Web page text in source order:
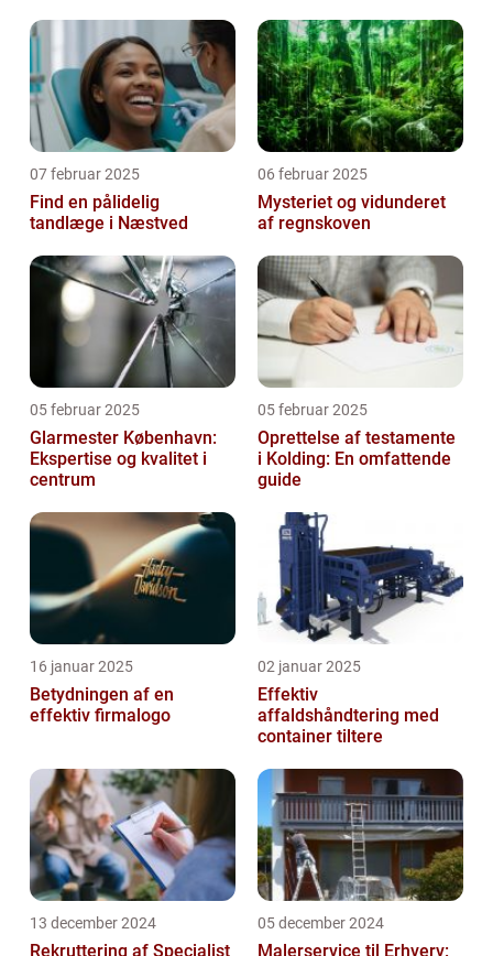
07 februar 2025
Find en pålidelig
tandlæge i Næstved
06 februar 2025
Mysteriet og vidunderet
af regnskoven
05 februar 2025
Glarmester København:
Ekspertise og kvalitet i
centrum
05 februar 2025
Oprettelse af testamente
i Kolding: En omfattende
guide
16 januar 2025
Betydningen af en
effektiv firmalogo
02 januar 2025
Effektiv
affaldshåndtering med
container tiltere
13 december 2024
Rekruttering af Specialist
05 december 2024
Malerservice til Erhverv: